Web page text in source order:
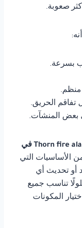
صعوبة.
بسرعة.
منظم.
الحريق.
بعض المنشآت.
توريد نظام Thorn fire alarm في
الأساسيات التي
أو تحديث أي
تناسب جميع
المكونات